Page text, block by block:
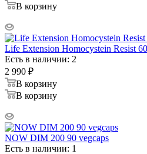
В корзину
Life Extension Homocystein Resist
Есть в наличии: 2
2 990 ₽
В корзину
В корзину
NOW DIM 200 90 vegcaps
Есть в наличии: 1